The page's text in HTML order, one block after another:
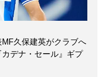
久保建英がクラブへ
デナ・セール』ギプ